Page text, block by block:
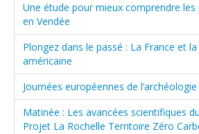
Une étude pour mieux comprendre les
en Vendée
Plongez dans le passé : La France et
américaine
Journées européennes de
Matinée : Les avancées scientifiques
Projet La Rochelle Territoire Zéro